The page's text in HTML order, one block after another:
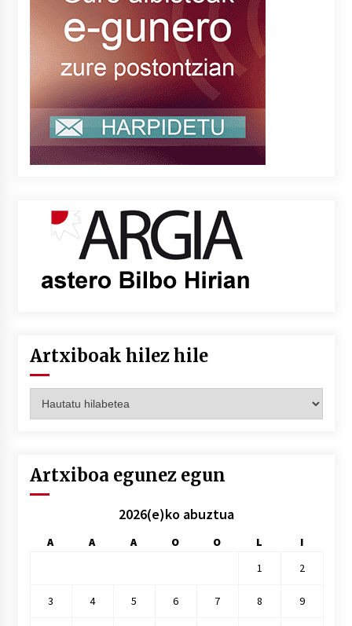
Artxiboak hilez hile
hilez
Artxiboa egunez egun
2026(e)ko abuztua
A A A O O L
I
1
2
3 4 5 6 7 8 9